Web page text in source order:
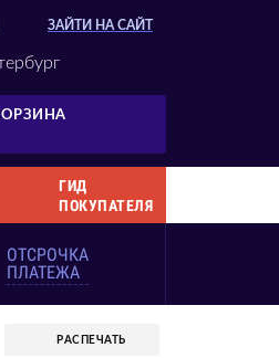
ЗАЙТИ НА САЙТ
ГИД
ПОКУПАТЕЛЯ
ОТСРОЧКА
ПЛАТЕЖА
РАСПЕЧАТЬ